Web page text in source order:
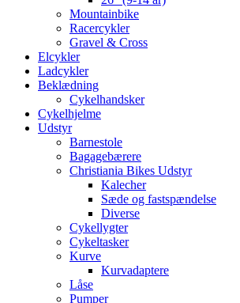
Mountainbike
Racercykler
Gravel & Cross
Elcykler
Ladcykler
Beklædning
Cykelhandsker
Cykelhjelme
Udstyr
Barnestole
Bagagebærere
Christiania Bikes Udstyr
Kalecher
Sæde og fastspændelse
Diverse
Cykellygter
Cykeltasker
Kurve
Kurvadaptere
Låse
Pumper